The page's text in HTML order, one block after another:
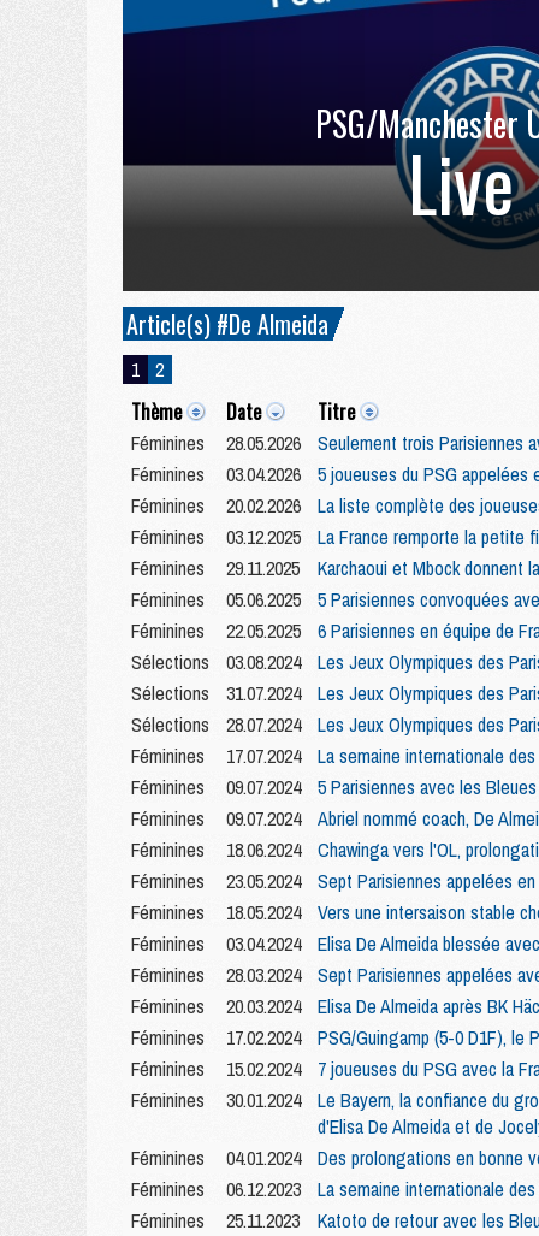
PSG/Manchester
Live
Article(s) #De Almeida
1 2
Thème Date Titre
Féminines 28.05.2026
Seulement trois Parisiennes
Féminines
03.04.2026
5 joueuses du PSG appelées
Féminines
20.02.2026
La liste complète des
Féminines
03.12.2025
La France remporte la petite
Féminines
29.11.2025
Karchaoui et Mbock donnent
Féminines
05.06.2025
5 Parisiennes convoquées
Féminines
22.05.2025
6 Parisiennes en équipe de
Sélections
03.08.2024
Les Jeux Olympiques des
Sélections
31.07.2024
Les Jeux Olympiques des
Sélections
28.07.2024
Les Jeux Olympiques des
Féminines
17.07.2024
La semaine internationale
Féminines
09.07.2024
5 Parisiennes avec les
Féminines
09.07.2024
Abriel nommé coach, De
Féminines
18.06.2024
Chawinga vers l'OL,
Féminines
23.05.2024
Sept Parisiennes appelées
Féminines
18.05.2024
Vers une intersaison stable
Féminines
03.04.2024
Elisa De Almeida blessée
Féminines
28.03.2024
Sept Parisiennes appelées
Féminines
20.03.2024
Elisa De Almeida après BK
Féminines
17.02.2024
PSG/Guingamp (5-0 D1F), le
Féminines
15.02.2024
7 joueuses du PSG avec la
Féminines
30.01.2024
Le Bayern, la confiance du
d'Elisa De Almeida et de
Féminines
04.01.2024
Des prolongations en bonne
Féminines
06.12.2023
La semaine internationale
Féminines
25.11.2023 Katoto de retour avec les